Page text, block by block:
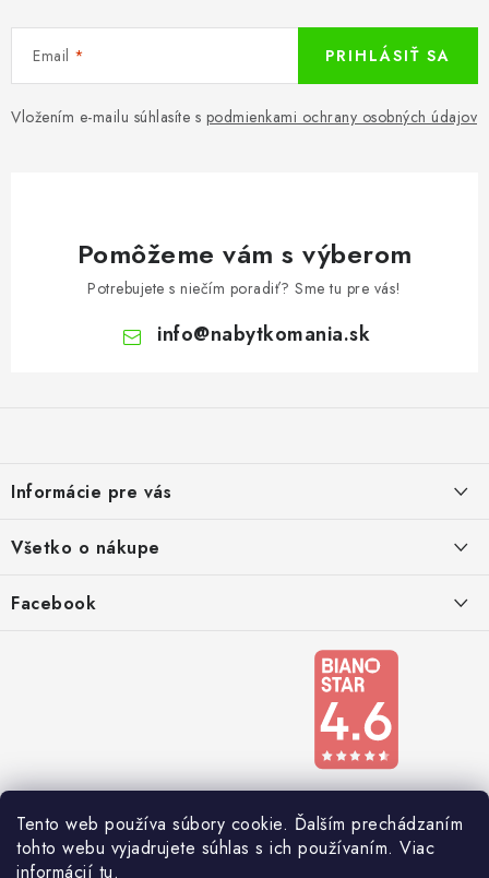
Tento web používa súbory cookie. Ďalším prechádzaním
tohto webu vyjadrujete súhlas s ich používaním. Viac
informácií tu.
Email
Vložením e-mailu súhlasíte s podmienkami ochrany osobných údajov
PRIHLÁSIŤ SA
Pomôžeme vám s výberom
Potrebujete s niečím poradiť? Sme tu pre vás!
info@nabytkomania.sk
äInformácie pre vás
Registrace
Všetko o nákupe
Facebook